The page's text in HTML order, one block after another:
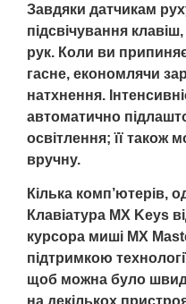
Завдяки датчикам
підсвічування
рук. Коли ви
гасне, економлячи
натхнення.
автоматично
освітлення; її також
вручну.
Кілька комп’ютерів,
Клавіатура MX Keys
курсора миші MX
підтримкою
щоб можна було